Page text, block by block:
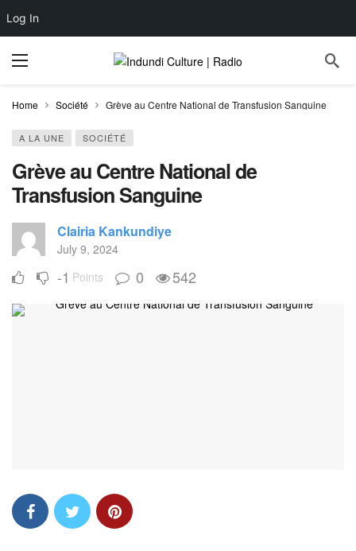
Log In
Home Société Grève au Centre National de Transfusion Sanguine
A LA UNE SOCIÉTÉ
Grève au Centre National de
Transfusion Sanguine
Clairia Kankundiye
July 9, 2024
-1 Points 0 542